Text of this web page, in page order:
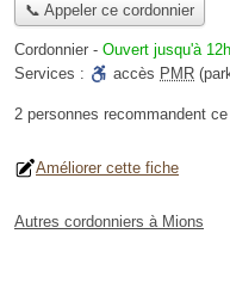
📞 Appeler ce cordonnier
Cordonnier - Ouvert jusqu'à 12h
Services :
accès PMR
2 personnes recommandent ce
Améliorer cette fiche
Autres cordonniers à Mions